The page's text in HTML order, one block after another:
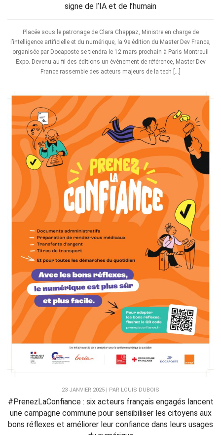
signe de l’IA et de l’humain
Placée sous le patronage de Clara Chappaz, Ministre en charge de
l’intelligence artificielle et du numérique, la 9e édition du Master Dev France,
organisée par Docaposte se tiendra le 12 mars prochain à Paris Montreuil
Expo. Devenu au fil des éditions un événement de référence, Master Dev
France rassemble des acteurs majeurs de la tech […]
23 JANVIER 2025 | PAR LOUIS DUBOIS
#PrenezLaConfiance : six acteurs français engagés lancent
une campagne commune pour sensibiliser les citoyens aux
bons réflexes et améliorer leur confiance dans leurs usages